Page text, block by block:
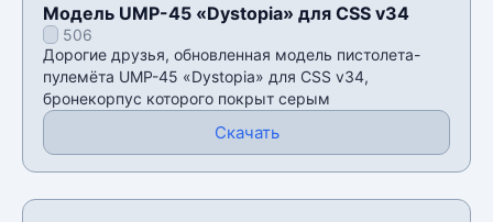
Модель UMP-45 «Dystopia» для CSS v34
506
Дорогие друзья, обновленная модель пистолета-
пулемёта UMP-45 «Dystopia» для CSS v34,
бронекорпус которого покрыт серым
Скачать